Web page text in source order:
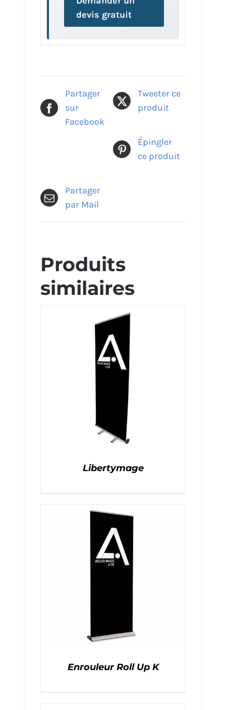
devis gratuit
Partager
sur
Facebook
Tweeter ce
produit
Épingler
ce produit
Partager
par Mail
Produits
similaires
Libertymage
Enrouleur Roll Up K